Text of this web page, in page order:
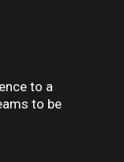
to a
to be